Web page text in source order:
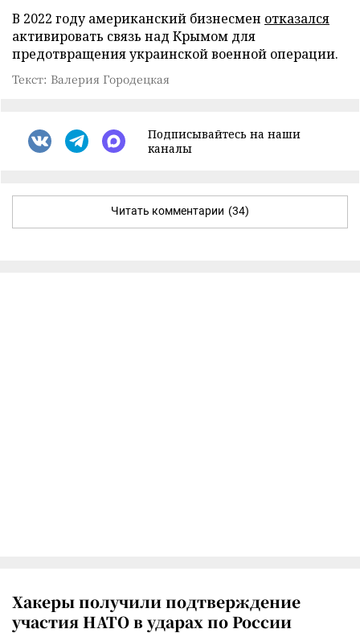
В 2022 году американский бизнесмен отказался
активировать связь над Крымом для
предотвращения украинской военной операции.
Текст: Валерия Городецкая
Подписывайтесь на наши
каналы
Читать комментарии (34)
Хакеры получили подтверждение
участия НАТО в ударах по России